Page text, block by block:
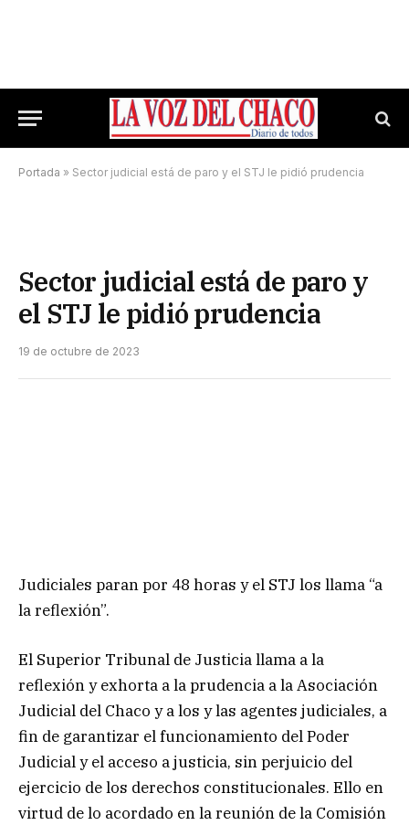
Portada » Sector judicial está de paro y el STJ le pidió prudencia
Sector judicial está de paro y
el STJ le pidió prudencia
19 de octubre de 2023
Judiciales paran por 48 horas y el STJ los llama “a
la reflexión”.
El Superior Tribunal de Justicia llama a la
reflexión y exhorta a la prudencia a la Asociación
Judicial del Chaco y a los y las agentes judiciales, a
fin de garantizar el funcionamiento del Poder
Judicial y el acceso a justicia, sin perjuicio del
ejercicio de los derechos constitucionales. Ello en
virtud de lo acordado en la reunión de la Comisión